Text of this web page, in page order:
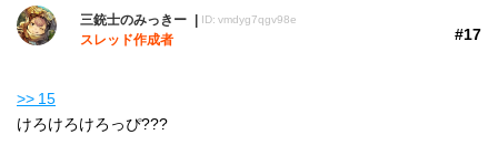
三銃士のみっきー ID: vmdyg7qgv98e
スレッド作成者 #17
>> 15
けろけろけろっぴ???